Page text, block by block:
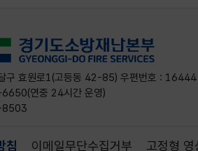
구 효원로1(고등동 42-85) 우편번호 : 16444
연중 24시간 운영)
침 이메일무단수집거부 고정형